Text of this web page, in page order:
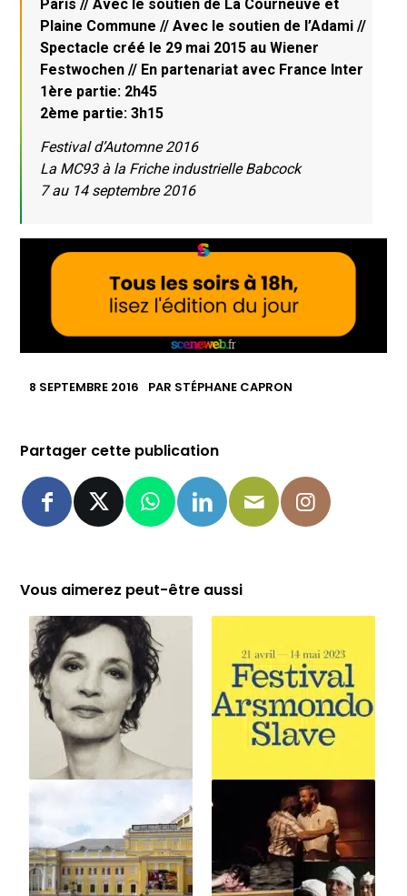
Paris // Avec le soutien de La Courneuve et
Plaine Commune // Avec le soutien de l’Adami //
Spectacle créé le 29 mai 2015 au Wiener
Festwochen // En partenariat avec France Inter
1ère partie: 2h45
2ème partie: 3h15
Festival d’Automne 2016
La MC93 à la Friche industrielle Babcock
7 au 14 septembre 2016
8 SEPTEMBRE 2016 PAR STÉPHANE CAPRON
Partager cette publication
Vous aimerez peut-être aussi